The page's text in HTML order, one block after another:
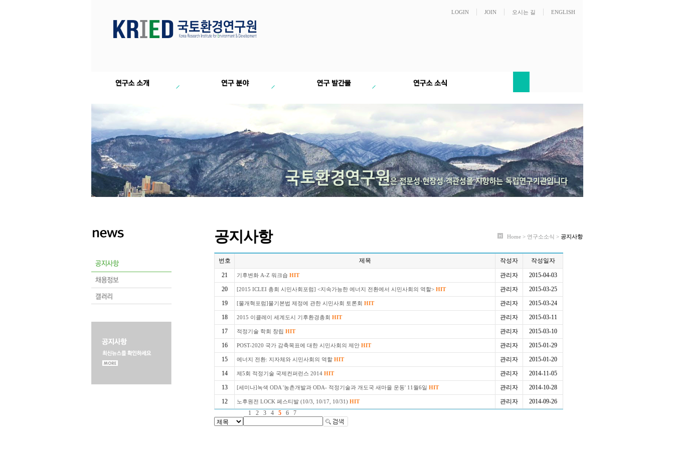
LOGIN JOIN 오시는 길 ENGLISH
Home > 연구소소식 > 공지사항
공지사항
번호 제목 작성자 작성일자
21 기후변화 A-Z 워크숍 HIT 관리자
2015-04-03
20
[2015 ICLEI 총회 시민사회포럼] <지속가능한 에너지 전환에서 시민사회의 역할> HIT 관리자
2015-03-25
19
[물개혁포럼]물기본법 제정에 관한 시민사회 토론회 HIT 관리자
2015-03-24
18
2015 이클레이 세계도시 기후환경총회 HIT 관리자
2015-03-11
17
적정기술 학회 창립 HIT 관리자
2015-03-10
16
POST-2020 국가 감축목표에 대한 시민사회의 제안 HIT 관리자
2015-01-29
15
에너지 전환: 지자체와 시민사회의 역할 HIT 관리자
2015-01-20
14
제5회 적정기술 국제컨퍼런스 2014 HIT 관리자
2014-11-05
13
[세미나]녹색 ODA '농촌개발과 ODA- 적정기술과 개도국 새마을 운동' 11월6일 HIT 관리자
2014-10-28
12
노후원전 LOCK 페스티발 (10/3, 10/17, 10/31) HIT 관리자
2014-09-26
1
2 3 4 5 6 7